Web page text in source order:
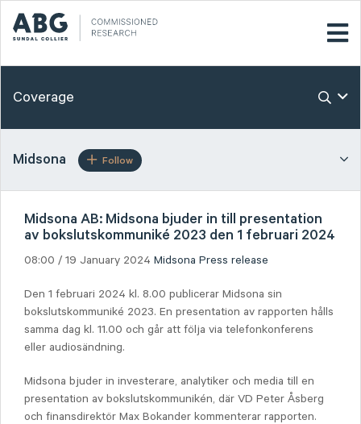
Coverage
Midsona Follow
Midsona AB: Midsona bjuder in till presentation
av bokslutskommuniké 2023 den 1 februari 2024
08:00 / 19 January 2024 Midsona Press release
Den 1 februari 2024 kl. 8.00 publicerar Midsona sin
bokslutskommuniké 2023. En presentation av rapporten hålls
samma dag kl. 11.00 och går att följa via telefonkonferens
eller audiosändning.
Midsona bjuder in investerare, analytiker och media till en
presentation av bokslutskommunikén, där VD Peter Åsberg
och finansdirektör Max Bokander kommenterar rapporten.